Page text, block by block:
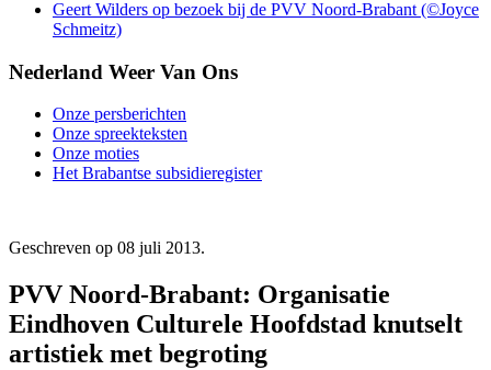
Geert Wilders op bezoek bij de PVV Noord-Brabant (©Joyce
Schmeitz)
Nederland Weer Van Ons
Onze persberichten
Onze spreekteksten
Onze moties
Het Brabantse subsidieregister
Geschreven op 08 juli 2013.
PVV Noord-Brabant: Organisatie
Eindhoven Culturele Hoofdstad knutselt
artistiek met begroting